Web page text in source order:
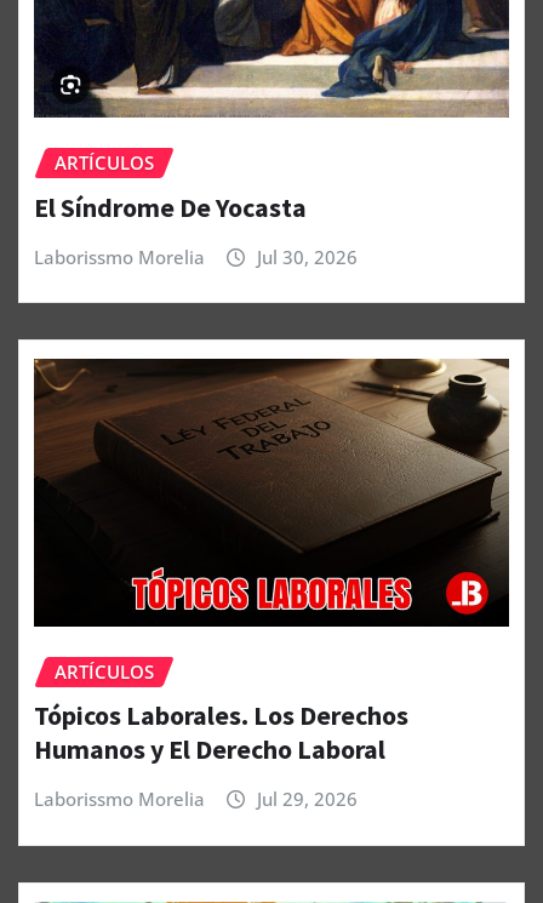
ARTÍCULOS
El Síndrome De Yocasta
Laborissmo Morelia Jul 30, 2026
ARTÍCULOS
Tópicos Laborales. Los Derechos
Humanos y El Derecho Laboral
Laborissmo Morelia Jul 29, 2026